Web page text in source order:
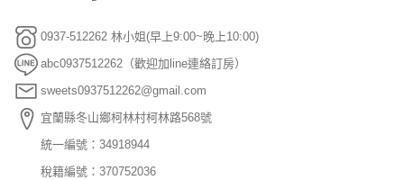
0937-512262 林小姐(早上9:00~晚上10:00)
abc0937512262（歡迎加line連絡訂房）
sweets0937512262@gmail.com
宜蘭縣冬山鄉柯林村柯林路568號
統一編號：34918944
稅籍編號：370752036